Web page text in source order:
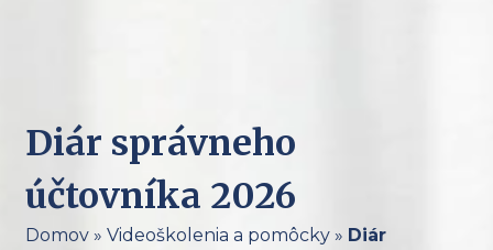
Diár správneho
účtovníka 2026
Domov» Videoškolenia a pomôcky» Diár